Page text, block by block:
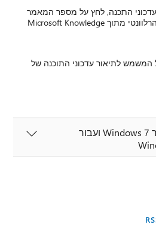
התכנה, לחץ על מספר המאמר
הבא כדי להציג את המאמר הרלוונטי מתוך Microsoft Knowledge
המשמש לתיאור עדכוני התוכנה של
פרטי קובץ נוספים עבור Windows 7 ועבור